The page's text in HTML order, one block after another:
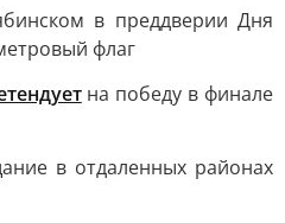
в преддверии Дня
флаг
на победу в финале
в отдаленных районах